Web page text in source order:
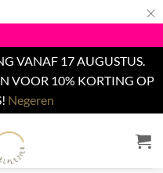
×
VANAF 17 AUGUSTUS.
VOOR 10% KORTING OP
Negeren